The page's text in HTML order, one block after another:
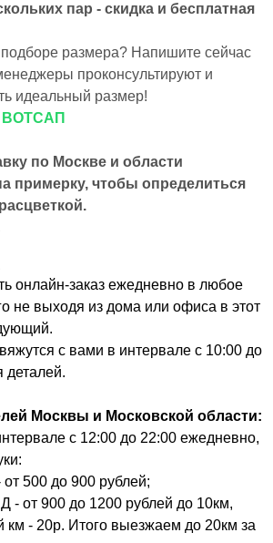
пар - скидка и бесплатная
размера? Напишите сейчас
проконсультируют и
идеальный размер!
по Москве и области
примерку, чтобы определиться
онлайн-заказ ежедневно в любое
не выходя из дома или офиса в этот
с вами в интервале с 10:00 до
деталей.
Москвы и Московской области:
с 12:00 до 22:00 ежедневно,
500 до 900 рублей;
- от 900 до 1200 рублей до 10км,
- 20р. Итого выезжаем до 20км за